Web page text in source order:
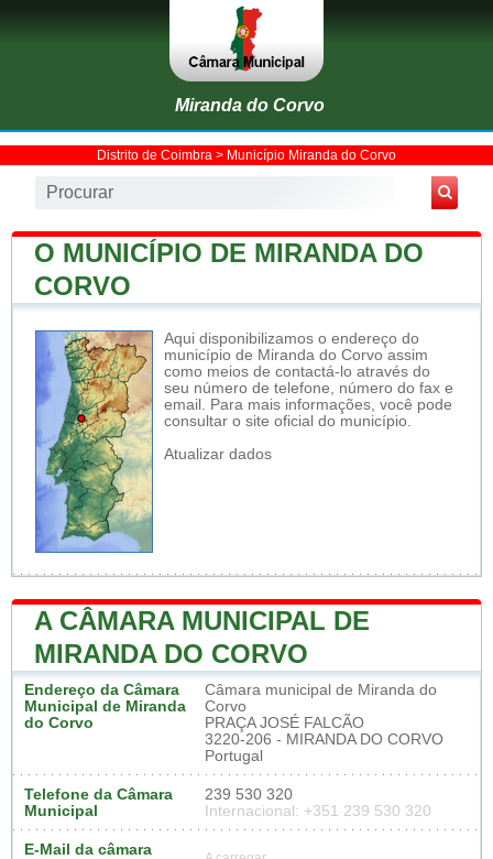
Miranda do Corvo
Distrito de Coimbra > Município Miranda do Corvo
O MUNICÍPIO DE MIRANDA DO
CORVO
Aqui disponibilizamos o endereço do
município de Miranda do Corvo assim
como meios de contactá-lo através do
seu número de telefone, número do fax e
email. Para mais informações, você pode
consultar o site oficial do município.
Atualizar dados
A CÂMARA MUNICIPAL DE
MIRANDA DO CORVO
Endereço da Câmara
Municipal de Miranda
do Corvo
Câmara municipal de Miranda do
Corvo
PRAÇA JOSÉ FALCÃO
3220-206 - MIRANDA DO CORVO
Portugal
Telefone da Câmara
Municipal
239 530 320
Internacional: +351 239 530 320
E-Mail da câmara